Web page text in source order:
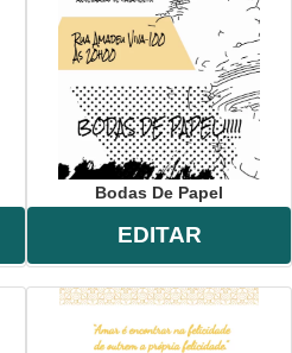
Bodas De Papel
EDITAR